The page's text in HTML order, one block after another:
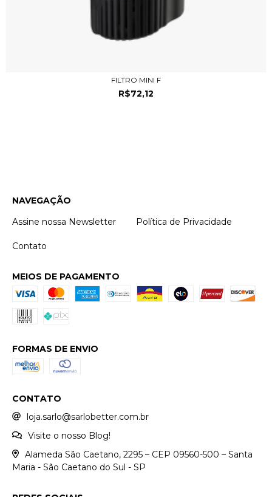
FILTRO MINI F
R$72,12
NAVEGAÇÃO
Assine nossa Newsletter
Política de Privacidade
Contato
MEIOS DE PAGAMENTO
FORMAS DE ENVIO
CONTATO
loja.sarlo@sarlobetter.com.br
Visite o nosso Blog!
Alameda São Caetano, 2295 – CEP 09560-500 – Santa
Maria - São Caetano do Sul - SP